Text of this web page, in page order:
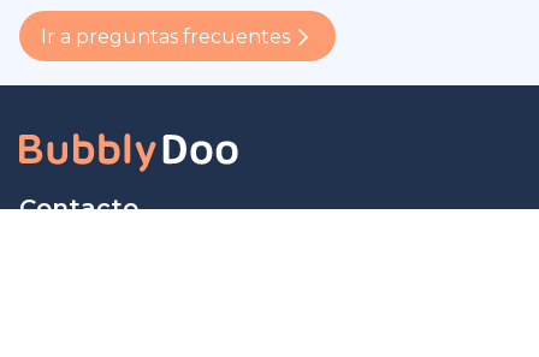
Ir a preguntas frecuentes
Contacto